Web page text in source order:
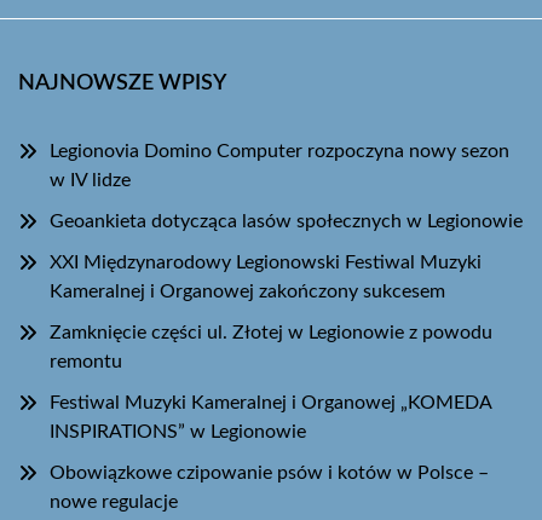
NAJNOWSZE WPISY
Legionovia Domino Computer rozpoczyna nowy sezon
w IV lidze
Geoankieta dotycząca lasów społecznych w Legionowie
XXI Międzynarodowy Legionowski Festiwal Muzyki
Kameralnej i Organowej zakończony sukcesem
Zamknięcie części ul. Złotej w Legionowie z powodu
remontu
Festiwal Muzyki Kameralnej i Organowej „KOMEDA
INSPIRATIONS” w Legionowie
Obowiązkowe czipowanie psów i kotów w Polsce –
nowe regulacje